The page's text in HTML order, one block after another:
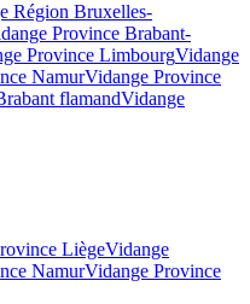
Région Bruxelles-
Province Brabant-
Province LimbourgVidange
NamurVidange Province
flamandVidange
LiègeVidange
NamurVidange Province